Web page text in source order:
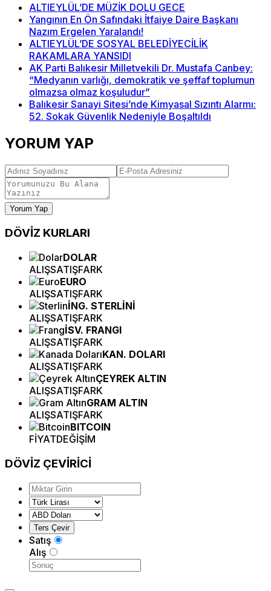
ALTIEYLÜL’DE MÜZİK DOLU GECE
Yangının En Ön Safındaki İtfaiye Daire Başkanı
Nazım Ergelen Yaralandı!
ALTIEYLÜL’DE SOSYAL BELEDİYECİLİK
RAKAMLARA YANSIDI
AK Parti Balıkesir Milletvekili Dr. Mustafa Canbey:
“Medyanın varlığı, demokratik ve şeffaf toplumun
olmazsa olmaz koşuludur”
Balıkesir Sanayi Sitesi’nde Kimyasal Sızıntı Alarmı:
52. Sokak Güvenlik Nedeniyle Boşaltıldı
YORUM YAP
Yorum Yap
DÖVİZ KURLARI
DOLAR
ALIŞSATIŞFARK
EURO
ALIŞSATIŞFARK
İNG. STERLİNİ
ALIŞSATIŞFARK
İSV. FRANGI
ALIŞSATIŞFARK
KAN. DOLARI
ALIŞSATIŞFARK
ÇEYREK ALTIN
ALIŞSATIŞFARK
GRAM ALTIN
ALIŞSATIŞFARK
BITCOIN
FİYATDEĞİŞİM
DÖVİZ ÇEVİRİCİ
Satış
Alış